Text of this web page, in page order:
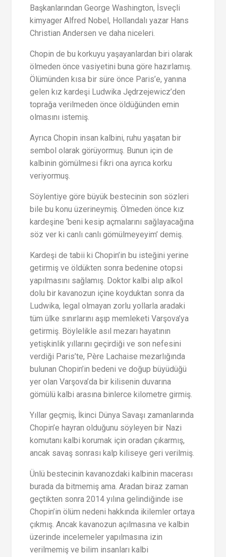
Başkanlarından George Washington, İsveçli
kimyager Alfred Nobel, Hollandalı yazar Hans
Christian Andersen ve daha niceleri.
Chopin de bu korkuyu yaşayanlardan biri olarak
ölmeden önce vasiyetini buna göre hazırlamış.
Ölümünden kısa bir süre önce Paris’e, yanına
gelen kız kardeşi Ludwika Jędrzejewicz’den
toprağa verilmeden önce öldüğünden emin
olmasını istemiş.
Ayrıca Chopin insan kalbini, ruhu yaşatan bir
sembol olarak görüyormuş. Bunun için de
kalbinin gömülmesi fikri ona ayrıca korku
veriyormuş.
Söylentiye göre büyük bestecinin son sözleri
bile bu konu üzerineymiş. Ölmeden önce kız
kardeşine ‘beni kesip açmalarını sağlayacağına
söz ver ki canlı canlı gömülmeyeyim’ demiş.
Kardeşi de tabii ki Chopin’in bu isteğini yerine
getirmiş ve öldükten sonra bedenine otopsi
yapılmasını sağlamış. Doktor kalbi alıp alkol
dolu bir kavanozun içine koyduktan sonra da
Ludwika, legal olmayan zorlu yollarla aradaki
tüm ülke sınırlarını aşıp memleketi Varşova’ya
getirmiş. Böylelikle asıl mezarı hayatının
yetişkinlik yıllarını geçirdiği ve son nefesini
verdiği Paris’te, Père Lachaise mezarlığında
bulunan Chopin’in bedeni ve doğup büyüdüğü
yer olan Varşova’da bir kilisenin duvarına
gömülü kalbi arasına binlerce kilometre girmiş.
Yıllar geçmiş, İkinci Dünya Savaşı zamanlarında
Chopin’e hayran olduğunu söyleyen bir Nazi
komutanı kalbi korumak için oradan çıkarmış,
ancak savaş sonrası kalp kiliseye geri verilmiş.
Ünlü bestecinin kavanozdaki kalbinin macerası
burada da bitmemiş ama. Aradan biraz zaman
geçtikten sonra 2014 yılına gelindiğinde ise
Chopin’in ölüm nedeni hakkında ikilemler ortaya
çıkmış. Ancak kavanozun açılmasına ve kalbin
üzerinde incelemeler yapılmasına izin
verilmemiş ve bilim insanları kalbi